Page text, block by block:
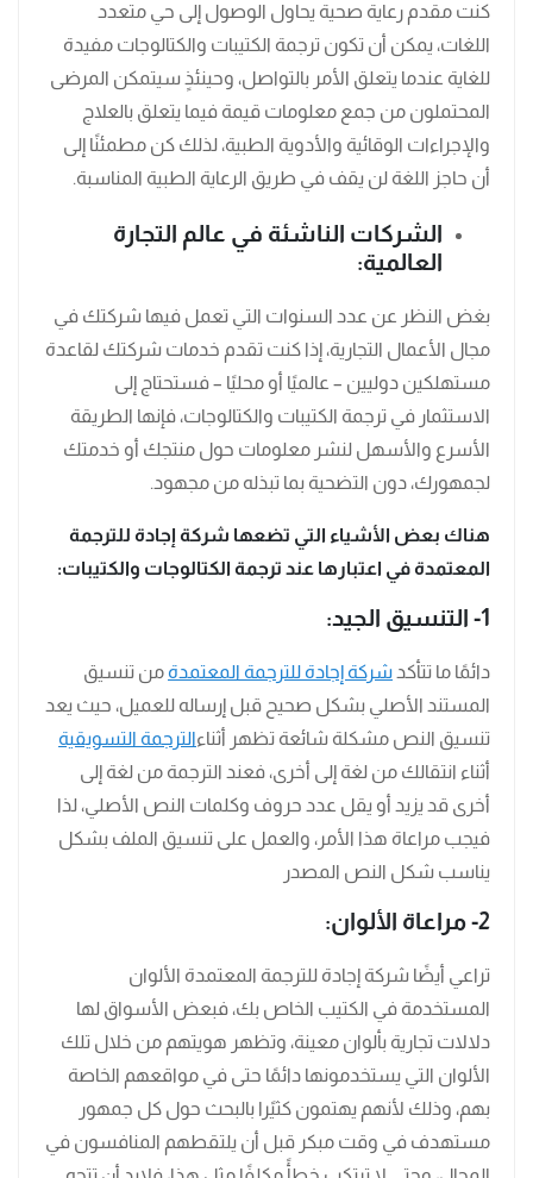
كنت مقدم رعاية صحية يحاول الوصول إلى حي متعدد
اللغات، يمكن أن تكون ترجمة الكتيبات والكتالوجات مفيدة
للغاية عندما يتعلق الأمر بالتواصل، وحينئذٍ سيتمكن المرضى
المحتملون من جمع معلومات قيمة فيما يتعلق بالعلاج
والإجراءات الوقائية والأدوية الطبية، لذلك كن مطمئنًا إلى
أن حاجز اللغة لن يقف في طريق الرعاية الطبية المناسبة.
الشركات الناشئة في عالم التجارة
العالمية:
بغض النظر عن عدد السنوات التي تعمل فيها شركتك في
مجال الأعمال التجارية، إذا كنت تقدم خدمات شركتك لقاعدة
مستهلكين دوليين – عالميًا أو محليًا – فستحتاج إلى
الاستثمار في ترجمة الكتيبات والكتالوجات، فإنها الطريقة
الأسرع والأسهل لنشر معلومات حول منتجك أو خدمتك
لجمهورك، دون التضحية بما تبذله من مجهود.
هناك بعض الأشياء التي تضعها شركة إجادة للترجمة
المعتمدة في اعتبارها عند ترجمة الكتالوجات والكتيبات:
1- التنسيق الجيد:
دائمًا ما تتأكد شركة إجادة للترجمة المعتمدة من تنسيق
المستند الأصلي بشكل صحيح قبل إرساله للعميل، حيث يعد
تنسيق النص مشكلة شائعة تظهر أثناءالترجمة التسويقية
أثناء انتقالك من لغة إلى أخرى، فعند الترجمة من لغة إلى
أخرى قد يزيد أو يقل عدد حروف وكلمات النص الأصلي، لذا
فيجب مراعاة هذا الأمر، والعمل على تنسيق الملف بشكل
يناسب شكل النص المصدر
2- مراعاة الألوان:
تراعي أيضًا شركة إجادة للترجمة المعتمدة الألوان
المستخدمة في الكتيب الخاص بك، فبعض الأسواق لها
دلالات تجارية بألوان معينة، وتظهر هويتهم من خلال تلك
الألوان التي يستخدمونها دائمًا حتى في مواقعهم الخاصة
بهم، وذلك لأنهم يهتمون كثيًرا بالبحث حول كل جمهور
مستهدف في وقت مبكر قبل أن يلتقطهم المنافسون في